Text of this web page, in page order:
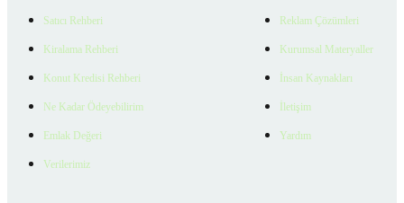
Satıcı Rehberi
Kiralama Rehberi
Konut Kredisi Rehberi
Ne Kadar Ödeyebilirim
Emlak Değeri
Verilerimiz
Reklam Çözümleri
Kurumsal Materyaller
İnsan Kaynakları
İletişim
Yardım